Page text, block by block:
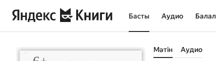
Басты Аудио
Мәтін Аудио